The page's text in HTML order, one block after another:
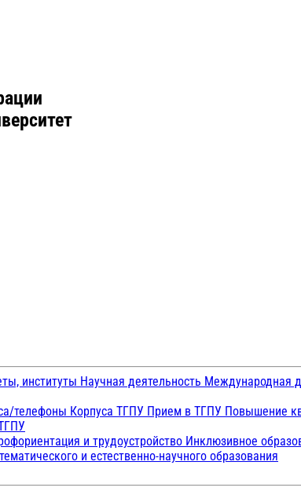
институты Научная деятельность Международная
телефоны Корпуса ТГПУ Прием в ТГПУ Повышение
и трудоустройство Инклюзивное
и естественно-научного образования